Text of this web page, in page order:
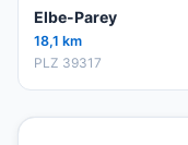
Elbe-Parey
18,1 km
PLZ 39317